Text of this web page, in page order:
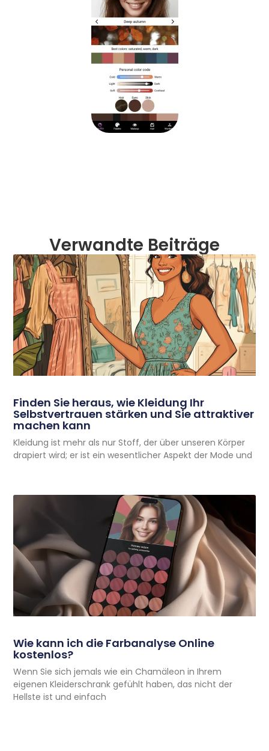
Verwandte Beiträge
Finden Sie heraus, wie Kleidung Ihr
Selbstvertrauen stärken und Sie attraktiver
machen kann
Kleidung ist mehr als nur Stoff, der über unseren Körper
drapiert wird; er ist ein wesentlicher Aspekt der Mode und
Wie kann ich die Farbanalyse Online
kostenlos?
Wenn Sie sich jemals wie ein Chamäleon in Ihrem
eigenen Kleiderschrank gefühlt haben, das nicht der
Hellste ist und einfach